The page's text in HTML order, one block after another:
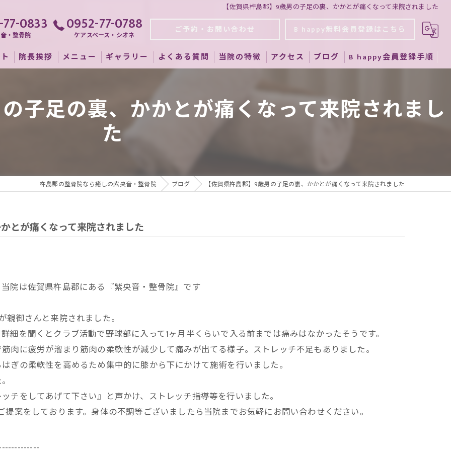
【佐賀県杵島郡】9歳男の子足の裏、かかとが痛くなって来院されました
0833
・整骨院
0952-77-0788
ケアスペース・シオネ
ご予約・お問い合わせ B happy無料会員登録はこちら
院長挨拶 メニュー ギャラリー よくある質問 当院の特徴
筋膜リリース
骨盤矯正
美容用品販売
アクセス ブログ B happy会員登録手順
子足の裏、かかとが痛くなって来院されまし
た
杵島郡の整骨院なら癒しの紫央音・整骨院 ブログ 【佐賀県杵島郡】9歳男の子足の裏、かかとが痛くなって来院されました
とが痛くなって来院されました
院は佐賀県杵島郡にある『紫央音・整骨院』です
御さんと来院されました。
細を聞くとクラブ活動で野球部に入って1ヶ月半くらいで入る前までは痛みはなかったそうです。
肉に疲労が溜まり筋肉の柔軟性が減少して痛みが出てる様子。ストレッチ不足もありました。
ぎの柔軟性を高めるため集中的に膝から下にかけて施術を行いました。
チをしてあげて下さい』と声かけ、ストレッチ指導等を行いました。
案をしております。身体の不調等ございましたら当院までお気軽にお問い合わせください。